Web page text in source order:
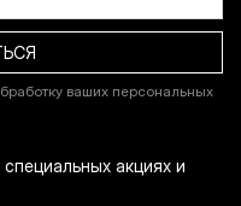
ваших персональных
акциях и